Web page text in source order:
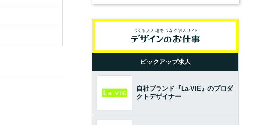
ピックアップ求人
自社ブランド『La-VIE』のプロダ
クトデザイナー